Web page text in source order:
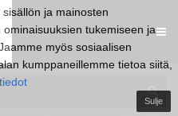
ja mainosten
tukemiseen ja
myös sosiaalisen
kumppaneillemme tietoa siitä,
Sulje